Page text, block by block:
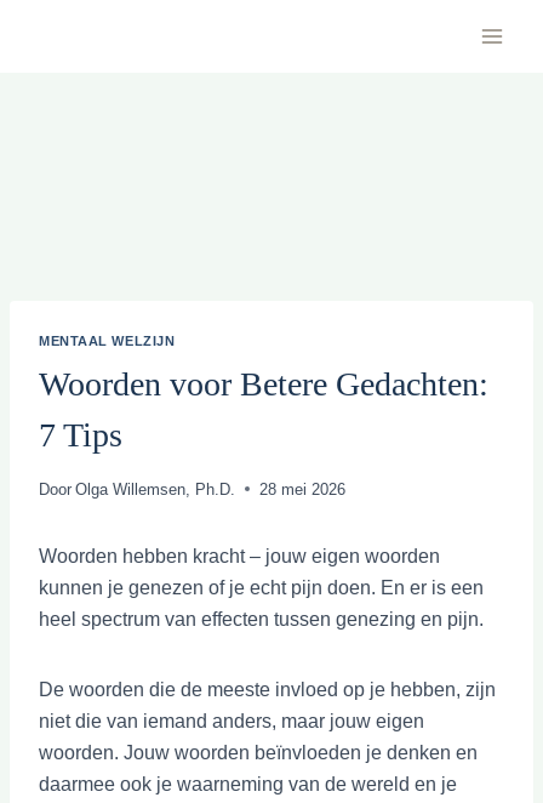
MENTAAL WELZIJN
Woorden voor Betere Gedachten:
7 Tips
Door Olga Willemsen, Ph.D. 28 mei 2026
Woorden hebben kracht – jouw eigen woorden
kunnen je genezen of je echt pijn doen. En er is een
heel spectrum van effecten tussen genezing en pijn.
De woorden die de meeste invloed op je hebben, zijn
niet die van iemand anders, maar jouw eigen
woorden. Jouw woorden beïnvloeden je denken en
daarmee ook je waarneming van de wereld en je